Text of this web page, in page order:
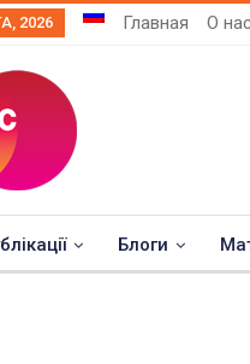
2026 Главная О нас
Блоги